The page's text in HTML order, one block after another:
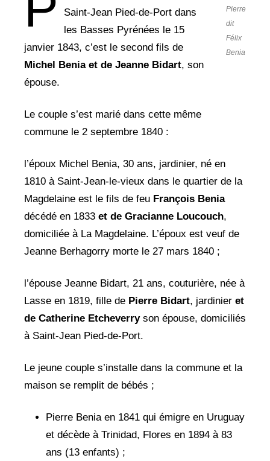
Pierre
dit
Félix
Benia
Saint-Jean Pied-de-Port dans
les Basses Pyrénées le 15
janvier 1843, c’est le second fils de
Michel Benia et de Jeanne Bidart, son
épouse.
Le couple s’est marié dans cette même
commune le 2 septembre 1840 :
l’époux Michel Benia, 30 ans, jardinier, né en
1810 à Saint-Jean-le-vieux dans le quartier de la
Magdelaine est le fils de feu François Benia
décédé en 1833 et de Gracianne Loucouch,
domiciliée à La Magdelaine. L’époux est veuf de
Jeanne Berhagorry morte le 27 mars 1840 ;
l’épouse Jeanne Bidart, 21 ans, couturière, née à
Lasse en 1819, fille de Pierre Bidart, jardinier et
de Catherine Etcheverry son épouse, domiciliés
à Saint-Jean Pied-de-Port.
Le jeune couple s’installe dans la commune et la
maison se remplit de bébés ;
Pierre Benia en 1841 qui émigre en Uruguay
et décède à Trinidad, Flores en 1894 à 83
ans (13 enfants) ;